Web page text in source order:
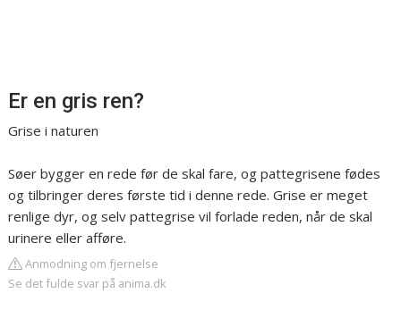
Er en gris ren?
Grise i naturen
Søer bygger en rede før de skal fare, og pattegrisene fødes
og tilbringer deres første tid i denne rede. Grise er meget
renlige dyr, og selv pattegrise vil forlade reden, når de skal
urinere eller afføre.
Anmodning om fjernelse
Se det fulde svar på anima.dk